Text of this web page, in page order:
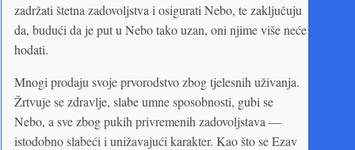
zadržati štetna zadovoljstva i osigurati Nebo, te zaključuju
da, budući da je put u Nebo tako uzan, oni njime više neće
hodati.
Mnogi prodaju svoje prvorodstvo zbog tjelesnih uživanja.
Žrtvuje se zdravlje, slabe umne sposobnosti, gubi se
Nebo, a sve zbog pukih privremenih zadovoljstava —
istodobno slabeći i unižavajući karakter. Kao što se Ezav